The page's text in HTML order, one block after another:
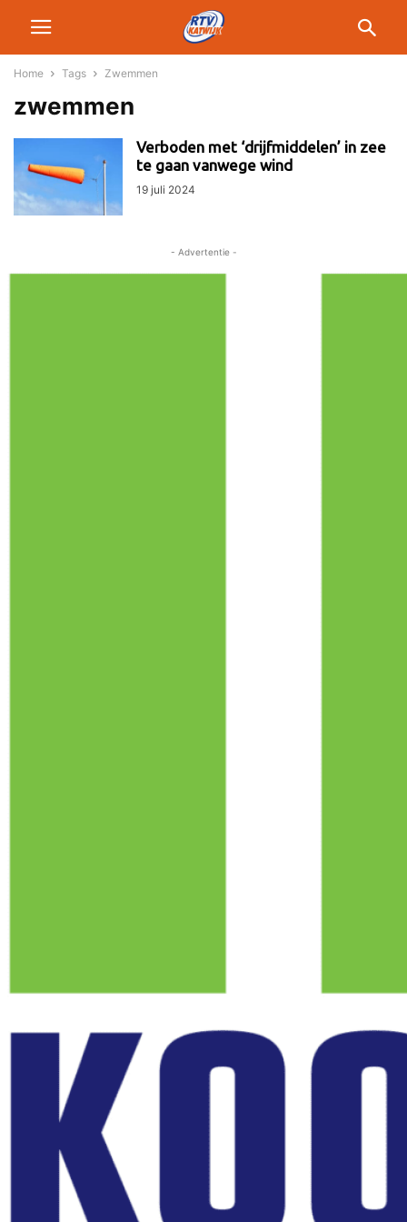
Home Tags Zwemmen
zwemmen
Verboden met ‘drijfmiddelen’ in zee
te gaan vanwege wind
19 juli 2024
- Advertentie -